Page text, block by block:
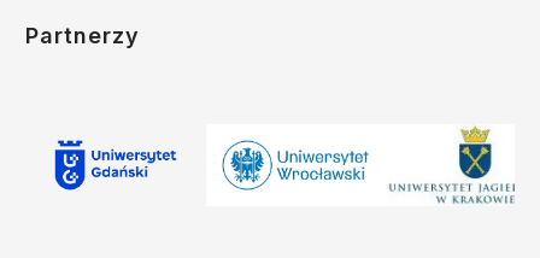
Partnerzy